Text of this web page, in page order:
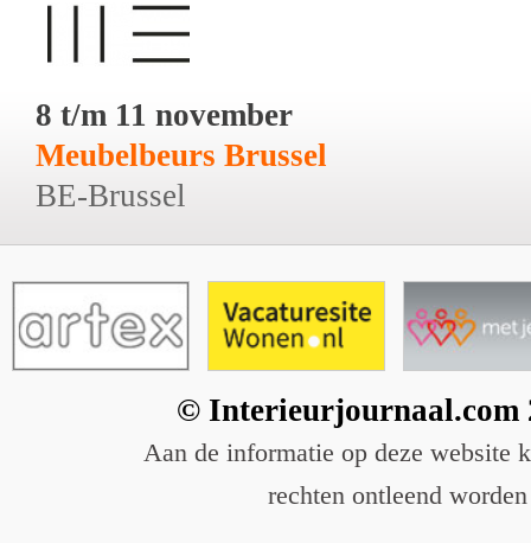
8 t/m 11 november
Meubelbeurs Brussel
BE-Brussel
© Interieurjournaal.com
Aan de informatie op deze website
rechten ontleend worden